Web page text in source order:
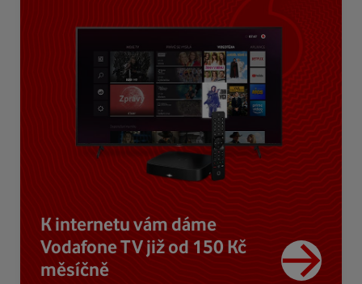
K internetu vám dáme
Vodafone TV již od 150 Kč
měsíčně